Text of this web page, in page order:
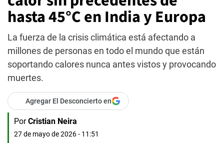
hasta 45°C en India y Europa
La fuerza de la crisis climática está afectando a
millones de personas en todo el mundo que están
soportando calores nunca antes vistos y provocando
muertes.
Agregar El Desconcierto en
Por Cristian Neira
27 de mayo de 2026 - 11:51